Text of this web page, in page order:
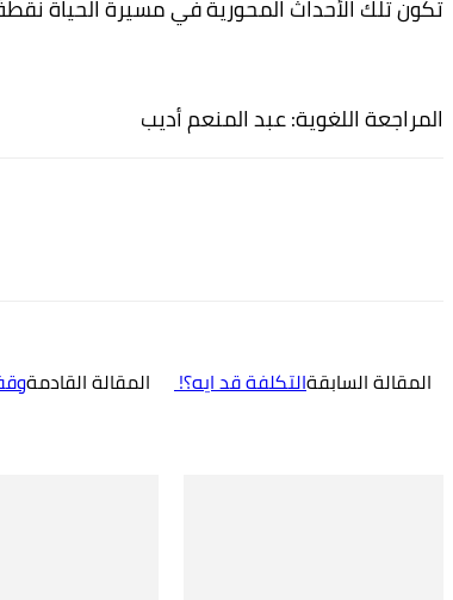
تكون تلك الأحداث المحورية في مسيرة الحياة
المراجعة اللغوية: عبد المنعم أديب
المقالة السابقةالتكلفة قد ايه؟! المقالة القادمة